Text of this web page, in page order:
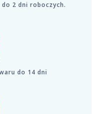
2 dni roboczych.
do 14 dni